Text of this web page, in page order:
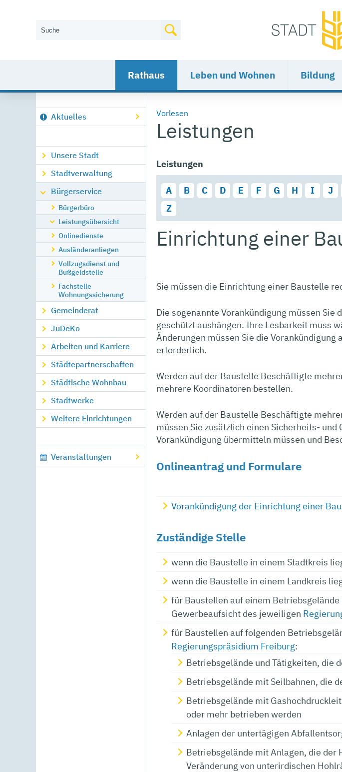
Rathaus Leben und Wohnen Bildung
Aktuelles
Unsere Stadt
Stadtverwaltung
Bürgerservice
Bürgerbüro
Leistungsübersicht
Onlinedienste
Ausländeranliegen
Vollzugsdienst und
Bußgeldstelle
Fachstelle
Wohnungssicherung
Gemeinderat
JuDeKo
Arbeiten und Karriere
Städtepartnerschaften
Städtische Wohnbau
Stadtwerke
Weitere Einrichtungen
Veranstaltungen
Vorlesen
Leistungen
Leistungen
A B C D E F G H I J
Z
Einrichtung einer
Sie müssen die Einrichtung einer Baustelle
Die sogenannte Vorankündigung müssen
geschützt aushängen. Ihre Lesbarkeit muss
Änderungen müssen Sie die
erforderlich.
Werden auf der Baustelle Beschäftigte
mehrere Koordinatoren bestellen.
Werden auf der Baustelle Beschäftigte
müssen Sie zusätzlich einen Sicherheits-
Vorankündigung übermitteln müssen und
Onlineantrag und Formulare
Vorankündigung der Einrichtung einer
Zuständige Stelle
wenn die Baustelle in einem Stadtkreis
wenn die Baustelle in einem Landkreis
für Baustellen auf einem
Gewerbeaufsicht des jeweiligen
für Baustellen auf folgenden
Regierungspräsidium Freiburg:
Betriebsgelände und Tätigkeiten, die
Betriebsgelände mit Seilbahnen, die
Betriebsgelände mit
oder mehr betrieben werden
Anlagen der untertägigen
Betriebsgelände mit Anlagen, die
Veränderung von unterirdischen